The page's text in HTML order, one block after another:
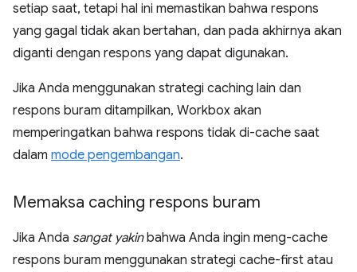
setiap saat, tetapi hal ini memastikan bahwa respons
yang gagal tidak akan bertahan, dan pada akhirnya akan
diganti dengan respons yang dapat digunakan.
Jika Anda menggunakan strategi caching lain dan
respons buram ditampilkan, Workbox akan
memperingatkan bahwa respons tidak di-cache saat
dalam mode pengembangan.
Memaksa caching respons buram
Jika Anda sangat yakinbahwa Anda ingin meng-cache
respons buram menggunakan strategi cache-first atau